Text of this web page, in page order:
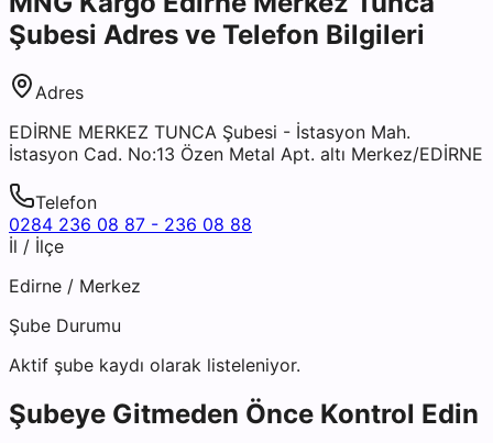
Şubesi Adres ve Telefon Bilgileri
Adres
EDİRNE MERKEZ TUNCA Şubesi - İstasyon Mah.
İstasyon Cad. No:13 Özen Metal Apt. altı Merkez/EDİRNE
Telefon
0284 236 08 87 - 236 08 88
İl / İlçe
Edirne / Merkez
Şube Durumu
Aktif şube kaydı olarak listeleniyor.
Şubeye Gitmeden Önce Kontrol Edin